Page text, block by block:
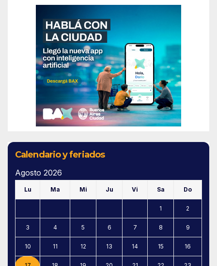
Calendario y feriados
Agosto 2026
Lu Ma Mi Ju Vi Sa Do
1 2
3 4 5 6 7 8 9
10 11 12 13 14 15 16